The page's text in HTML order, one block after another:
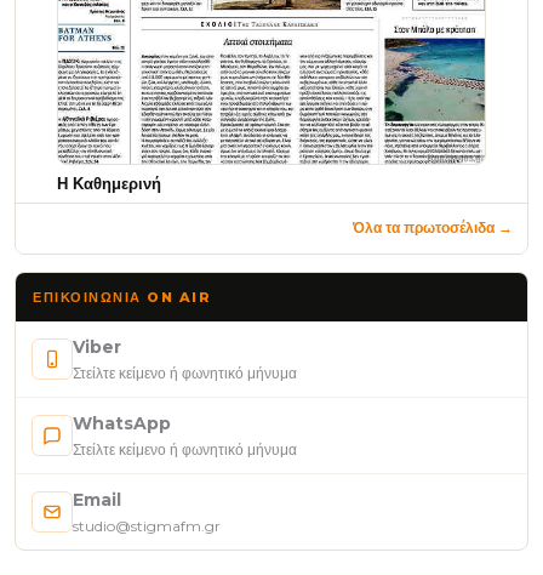
Η Καθημερινή
Όλα τα πρωτοσέλιδα →
ΕΠΙΚΟΙΝΩΝΊΑ ON AIR
Viber
Στείλτε κείμενο ή φωνητικό μήνυμα
WhatsApp
Στείλτε κείμενο ή φωνητικό μήνυμα
Email
studio@stigmafm.gr